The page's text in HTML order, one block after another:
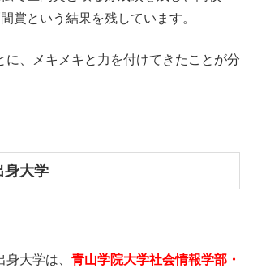
賞という結果を残しています。
に、メキメキと力を付けてきたことが分
身大学
大学は、 青山学院大学社会情報学部・